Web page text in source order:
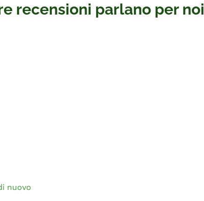
recensioni parlano per noi
nuovo